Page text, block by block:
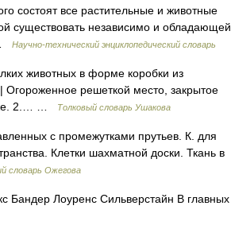
состоят все растительные и животные
существовать независимо и обладающей
Научно-технический энциклопедический словарь
животных в форме коробки из
Огороженное решеткой место, закрытое
2.… …
Толковый словарь Ушакова
с промежутками прутьев. К. для
Клетки шахматной доски. Ткань в
словарь Ожегова
Лоуренс Сильверстайн В главных